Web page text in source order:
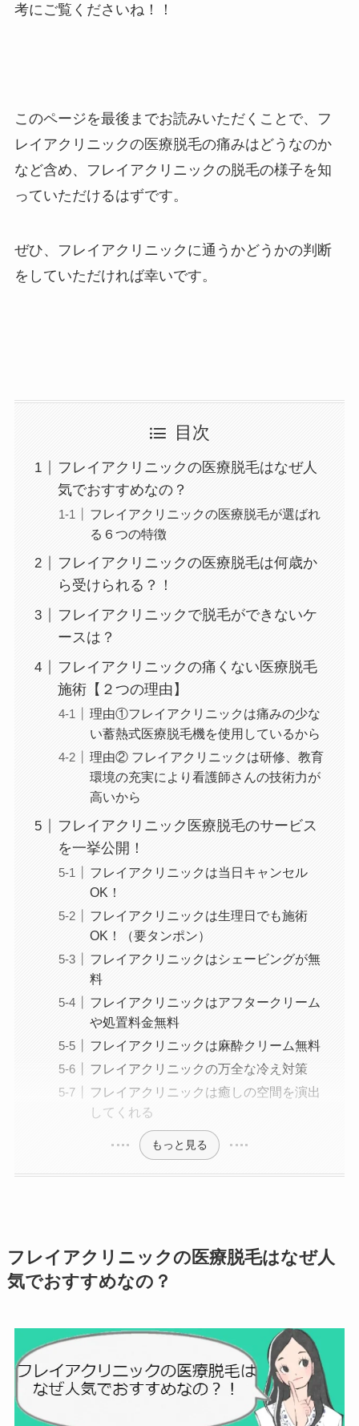
考にご覧くださいね！！
このページを最後までお読みいただくことで、フ
レイアクリニックの医療脱毛の痛みはどうなのか
など含め、フレイアクリニックの脱毛の様子を知
っていただけるはずです。
ぜひ、フレイアクリニックに通うかどうかの判断
をしていただければ幸いです。
目次
フレイアクリニックの医療脱毛はなぜ人
気でおすすめなの？
フレイアクリニックの医療脱毛が選ばれ
る６つの特徴
フレイアクリニックの医療脱毛は何歳か
ら受けられる？！
フレイアクリニックで脱毛ができないケ
ースは？
フレイアクリニックの痛くない医療脱毛
施術【２つの理由】
理由①フレイアクリニックは痛みの少な
い蓄熱式医療脱毛機を使用しているから
理由② フレイアクリニックは研修、教育
環境の充実により看護師さんの技術力が
高いから
フレイアクリニック医療脱毛のサービス
を一挙公開！
フレイアクリニックは当日キャンセル
OK！
フレイアクリニックは生理日でも施術
OK！（要タンポン）
フレイアクリニックはシェービングが無
料
フレイアクリニックはアフタークリーム
や処置料金無料
フレイアクリニックは麻酔クリーム無料
フレイアクリニックの万全な冷え対策
フレイアクリニックは癒しの空間を演出
してくれる
もっと見る
フレイアクリニックの医療脱毛はなぜ人
気でおすすめなの？